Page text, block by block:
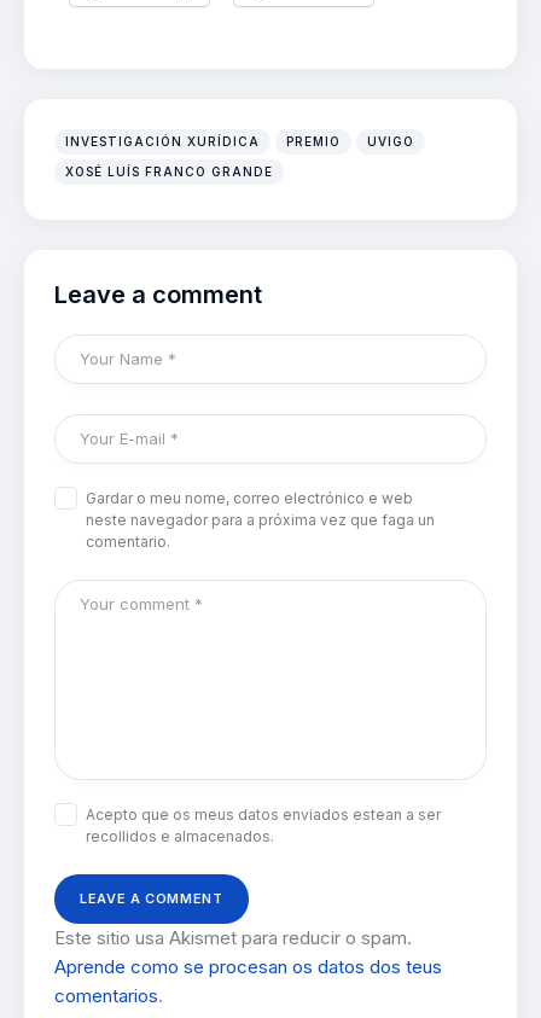
INVESTIGACIÓN XURÍDICA PREMIO UVIGO
XOSÉ LUÍS FRANCO GRANDE
Leave a comment
Gardar o meu nome, correo electrónico e web
neste navegador para a próxima vez que faga un
comentario.
Acepto que os meus datos enviados estean a ser
recollidos e almacenados.
Este sitio usa Akismet para reducir o spam.
Aprende como se procesan os datos dos teus
comentarios.